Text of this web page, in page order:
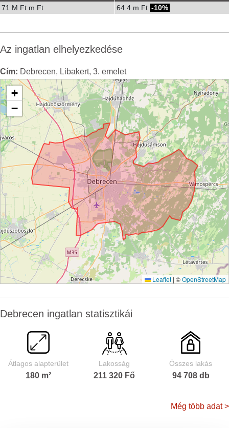
71 M Ft m Ft
64.4 m Ft -10%
Az ingatlan elhelyezkedése
Cím: Debrecen, Libakert, 3. emelet
+
−
Leaflet | ©OpenStreetMap
Debrecen ingatlan statisztikái
Átlagos alapterület
180 m²
Lakosság
211 320 Fő
Összes lakás
94 708 db
Még több adat >